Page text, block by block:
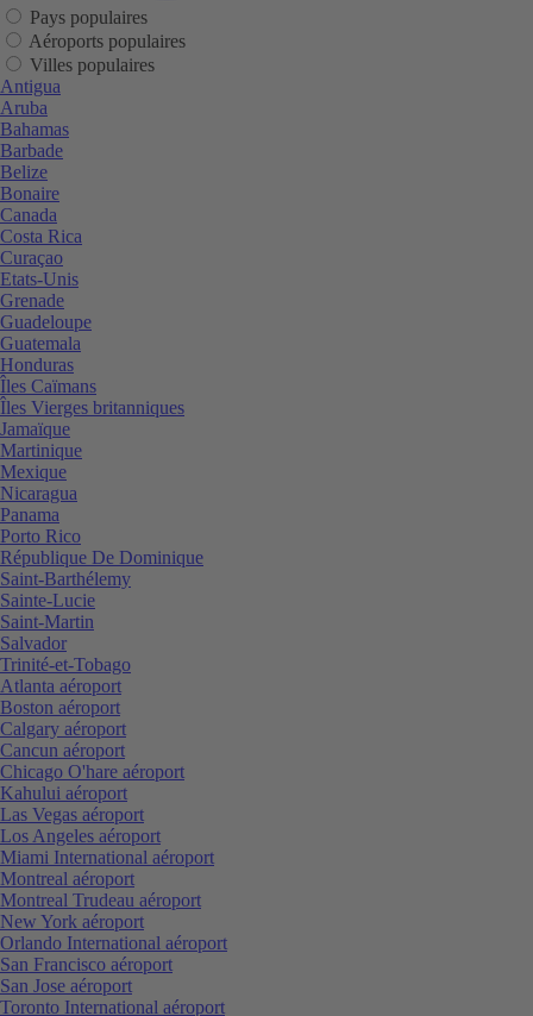
Pays populaires
Aéroports populaires
Villes populaires
Antigua
Aruba
Bahamas
Barbade
Belize
Bonaire
Canada
Costa Rica
Curaçao
Etats-Unis
Grenade
Guadeloupe
Guatemala
Honduras
Îles Caïmans
Îles Vierges britanniques
Jamaïque
Martinique
Mexique
Nicaragua
Panama
Porto Rico
République De Dominique
Saint-Barthélemy
Sainte-Lucie
Saint-Martin
Salvador
Trinité-et-Tobago
Atlanta aéroport
Boston aéroport
Calgary aéroport
Cancun aéroport
Chicago O'hare aéroport
Kahului aéroport
Las Vegas aéroport
Los Angeles aéroport
Miami International aéroport
Montreal aéroport
Montreal Trudeau aéroport
New York aéroport
Orlando International aéroport
San Francisco aéroport
San Jose aéroport
Toronto International aéroport